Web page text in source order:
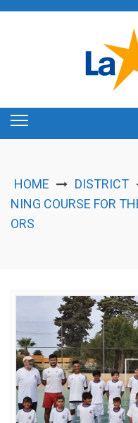
HOME DISTRICT
NING COURSE FOR
ORS